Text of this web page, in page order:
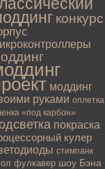
конкурс
моддинг
руками оплетка
«под карбон»
покраска
кулер
стимпанк
фулкавер шоу Бэна